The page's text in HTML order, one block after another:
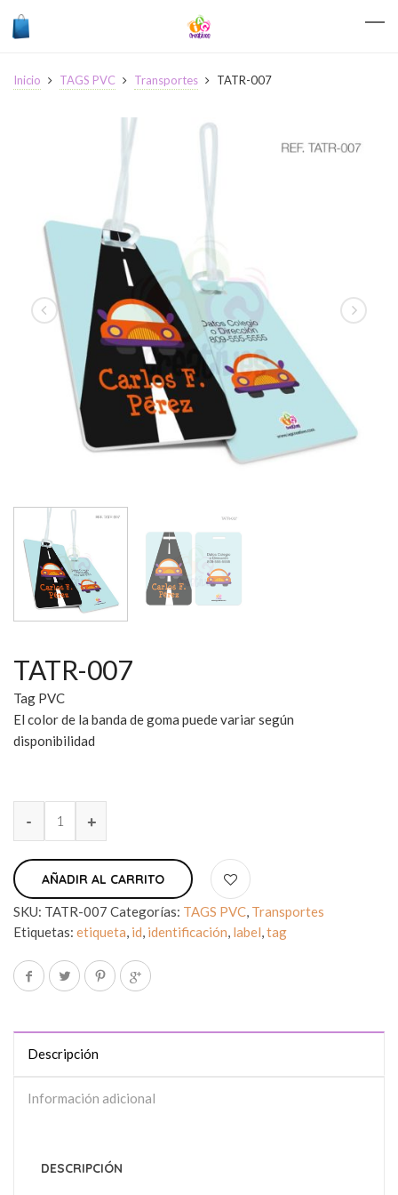
Inicio TAGS PVC Transportes TATR-007
TATR-007
Tag PVC
El color de la banda de goma puede variar según
disponibilidad
AÑADIR AL CARRITO
SKU: TATR-007 Categorías: TAGS PVC, Transportes
Etiquetas: etiqueta, id, identificación, label,tag
Descripción
Información adicional
DESCRIPCIÓN